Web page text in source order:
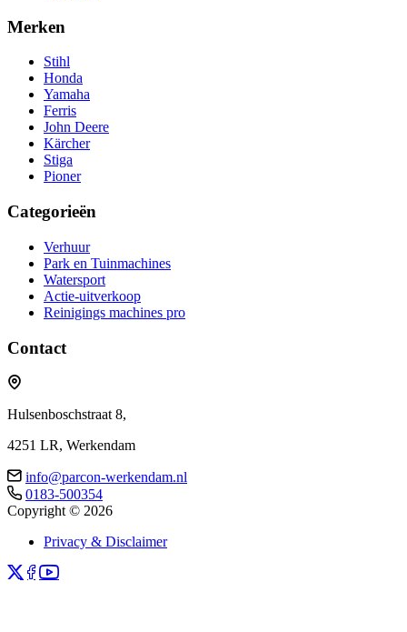
Merken
Stihl
Honda
Yamaha
Ferris
John Deere
Kärcher
Stiga
Pioner
Categorieën
Verhuur
Park en Tuinmachines
Watersport
Actie-uitverkoop
Reinigings machines pro
Contact
Hulsenboschstraat 8,
4251 LR, Werkendam
info@parcon-werkendam.nl
0183-500354
Copyright © 2026
Privacy & Disclaimer